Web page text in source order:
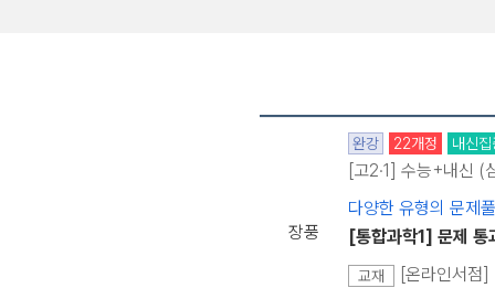
장풍
완강 22개정 내신집
[고2·1] 수능+내신 (
다양한 유형의 문제
[통합과학1] 문제 통
교재